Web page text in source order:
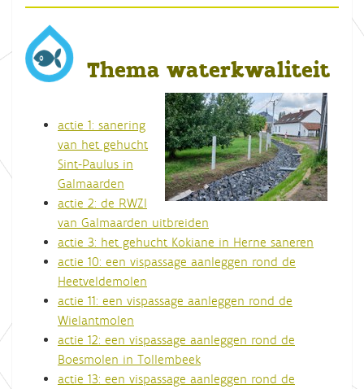
Thema waterkwaliteit
actie 1: sanering
van het gehucht
Sint-Paulus in
Galmaarden
actie 2: de RWZI
van Galmaarden uitbreiden
actie 3: het gehucht Kokiane in Herne saneren
actie 10: een vispassage aanleggen rond de
Heetveldemolen
actie 11: een vispassage aanleggen rond de
Wielantmolen
actie 12: een vispassage aanleggen rond de
Boesmolen in Tollembeek
actie 13: een vispassage aanleggen rond de